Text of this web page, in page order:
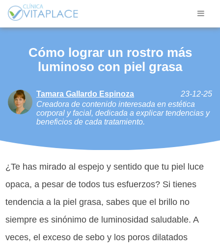
Cómo lograr un rostro más
luminoso con piel grasa
Tamara Gallardo Espinoza
23-12-25
Creadora de contenido interesada en estética
corporal y facial, dedicada a explicar tendencias y
beneficios de cada tratamiento.
¿Te has mirado al espejo y sentido que tu piel luce
opaca, a pesar de todos tus esfuerzos? Si tienes
tendencia a la piel grasa, sabes que el brillo no
siempre es sinónimo de luminosidad saludable. A
veces, el exceso de sebo y los poros dilatados